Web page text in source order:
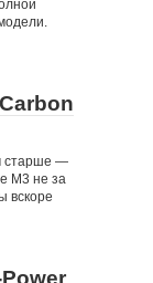
старше —
M3 не за
вскоре